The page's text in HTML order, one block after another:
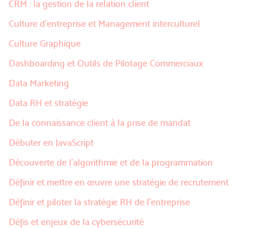
CRM : la gestion de la relation client
Culture d'entreprise et Management interculturel
Culture Graphique
Dashboarding et Outils de Pilotage Commerciaux
Data Marketing
Data RH et stratégie
De la connaissance client à la prise de mandat
Débuter en JavaScript
Découverte de l'algorithmie et de la programmation
Définir et mettre en œuvre une stratégie de recrutement
Définir et piloter la stratégie RH de l’entreprise
Défis et enjeux de la cybersécurité